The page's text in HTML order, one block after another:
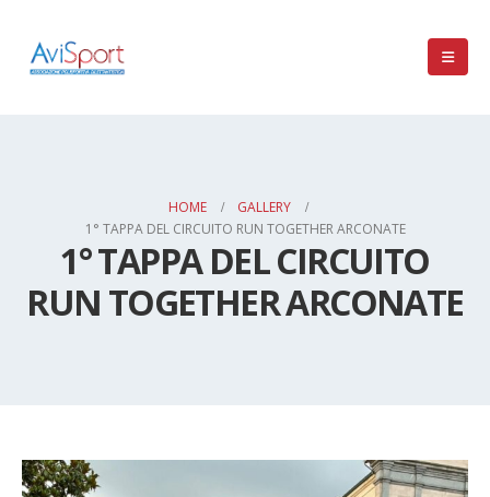
HOME
GALLERY
1° TAPPA DEL CIRCUITO RUN TOGETHER ARCONATE
1° TAPPA DEL CIRCUITO
RUN TOGETHER ARCONATE